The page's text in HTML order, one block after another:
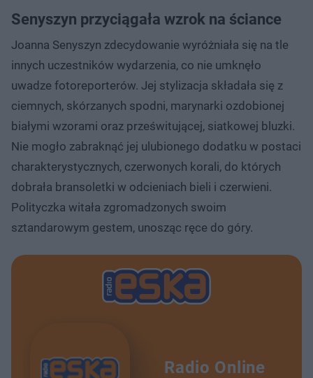
Senyszyn przyciągała wzrok na ściance
Joanna Senyszyn zdecydowanie wyróżniała się na tle
innych uczestników wydarzenia, co nie umknęło
uwadze fotoreporterów. Jej stylizacja składała się z
ciemnych, skórzanych spodni, marynarki ozdobionej
białymi wzorami oraz prześwitującej, siatkowej bluzki.
Nie mogło zabraknąć jej ulubionego dodatku w postaci
charakterystycznych, czerwonych korali, do których
dobrała bransoletki w odcieniach bieli i czerwieni.
Polityczka witała zgromadzonych swoim
sztandarowym gestem, unosząc ręce do góry.
Radio Online